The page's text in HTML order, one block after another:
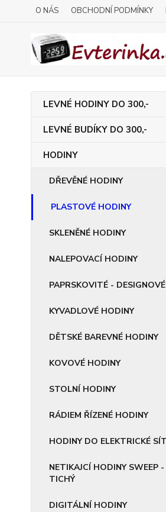
O NÁS OBCHODNÍ PODMÍNKY
LEVNÉ HODINY DO 300,-
LEVNÉ BUDÍKY DO 300,-
HODINY
DŘEVĚNÉ HODINY
PLASTOVÉ HODINY
SKLENĚNÉ HODINY
NALEPOVACÍ HODINY
PAPRSKOVITÉ - DESIGNOVÉ
KYVADLOVÉ HODINY
DĚTSKÉ BAREVNÉ HODINY
KOVOVÉ HODINY
STOLNÍ HODINY
RÁDIEM ŘÍZENÉ HODINY
HODINY DO ELEKTRICKÉ
NETIKAJCÍ HODINY SWEEP -
TICHÝ
DIGITÁLNÍ HODINY